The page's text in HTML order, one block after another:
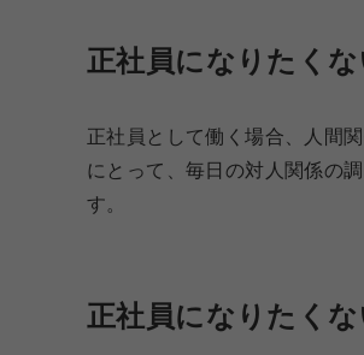
正社員になりたく
正社員として働く場合、人間
にとって、毎日の対人関係の
す。
正社員になりたく